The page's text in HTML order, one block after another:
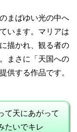
まばゆい光の中へ
います。マリアは
描かれ、観る者の
まさに「天国への
供する作品です。
て天にあがって
たいでキレ